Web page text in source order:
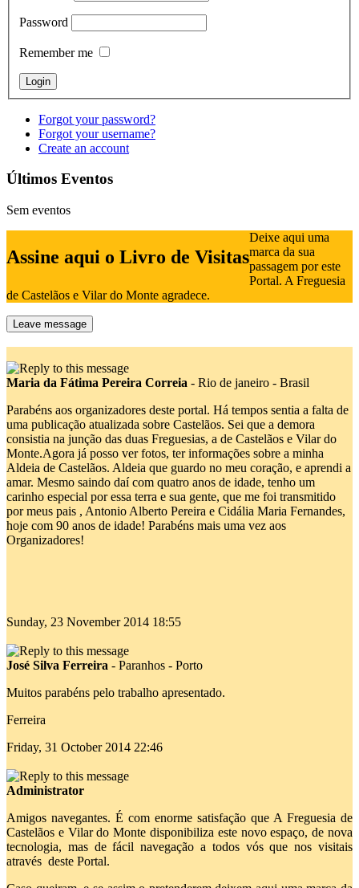
Password
Remember me
Forgot your password?
Forgot your username?
Create an account
Últimos Eventos
Sem eventos
Assine aqui o Livro de Visitas
Deixe aqui uma
marca da sua
passagem por este
Portal. A Freguesia
de Castelãos e Vilar do Monte agradece.
Leave message
Maria da Fátima Pereira Correia - Rio de janeiro - Brasil
Parabéns aos organizadores deste portal. Há tempos sentia a falta de
uma publicação atualizada sobre Castelãos. Sei que a demora
consistia na junção das duas Freguesias, a de Castelãos e Vilar do
Monte.Agora já posso ver fotos, ter informações sobre a minha
Aldeia de Castelãos. Aldeia que guardo no meu coração, e aprendi a
amar. Mesmo saindo daí com quatro anos de idade, tenho um
carinho especial por essa terra e sua gente, que me foi transmitido
por meus pais , Antonio Alberto Pereira e Cidália Maria Fernandes,
hoje com 90 anos de idade! Parabéns mais uma vez aos
Organizadores!
Sunday, 23 November 2014 18:55
José Silva Ferreira - Paranhos - Porto
Muitos parabéns pelo trabalho apresentado.
Ferreira
Friday, 31 October 2014 22:46
Administrator
Amigos navegantes. É com enorme satisfação que A Freguesia de
Castelãos e Vilar do Monte disponibiliza este novo espaço, de nova
tecnologia, mas de fácil navegação a todos vós que nos visitais
através deste Portal.